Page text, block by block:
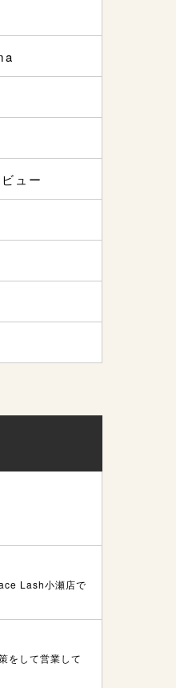
ュー
Lash小瀬店で
をして営業して